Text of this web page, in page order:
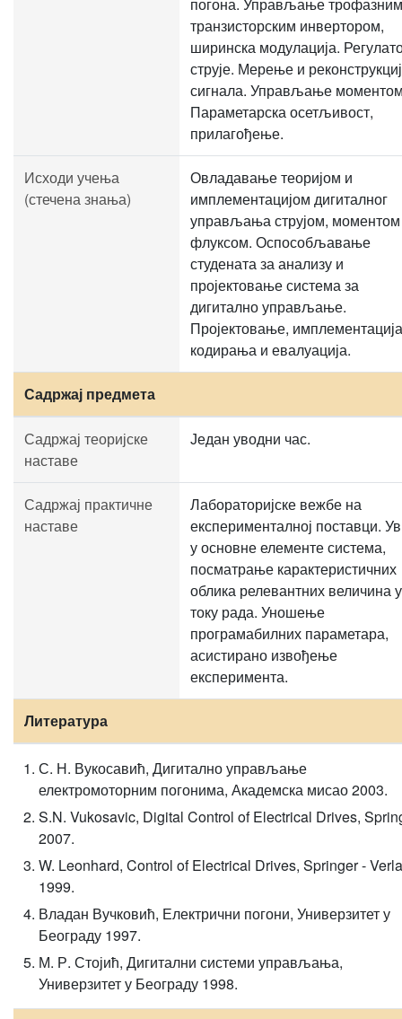
транзисторским инвертором,
ширинска модулација.
струје. Мерење и
сигнала. Управљање
Параметарска осетљивост,
прилагођење.
Исходи учења
(стечена знања)
Овладавање теоријом и
имплементацијом дигиталног
управљања струјом,
флуксом. Оспособљавање
студената за анализу и
пројектовање система за
дигитално управљање.
Пројектовање,
кодирања и евалуација.
Садржај предмета
Садржај теоријске
наставе
Један уводни час.
Садржај практичне
наставе
Лабораторијске вежбе на
експерименталној поставци.
у основне елементе система,
посматрање карактеристичних
облика релевантних величина у
току рада. Уношење
програмабилних параметара,
асистирано извођење
експеримента.
Литература
С. Н. Вукосавић, Дигитално управљање
електромоторним погонима, Академска мисао 2003.
S.N. Vukosavic, Digital Control of Electrical Drives,
2007.
W. Leonhard, Control of Electrical Drives, Springer -
1999.
Владан Вучковић, Електрични погони, Универзитет у
Београду 1997.
М. Р. Стојић, Дигитални системи управљања,
Универзитет у Београду 1998.